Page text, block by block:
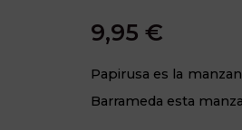
9,95 €
Papirusa es la
Barrameda esta